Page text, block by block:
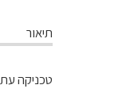
תיאור
טכניקה